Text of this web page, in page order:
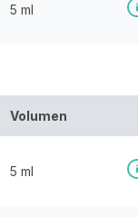
5 ml
Volumen
5 ml